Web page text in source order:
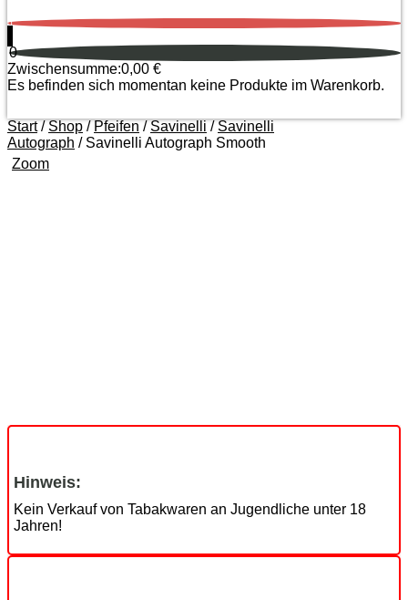
0
0
Zwischensumme:0,00 €
Es befinden sich momentan keine Produkte im Warenkorb.
Start/ Shop / Pfeifen / Savinelli / Savinelli
Autograph / Savinelli Autograph Smooth
Zoom
Hinweis:
Kein Verkauf von Tabakwaren an Jugendliche unter 18
Jahren!